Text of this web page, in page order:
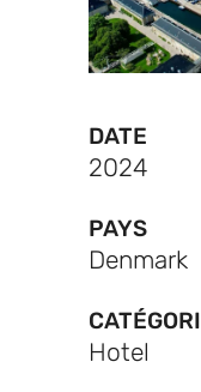
DATE
2024
PAYS
Denmark
Hotel